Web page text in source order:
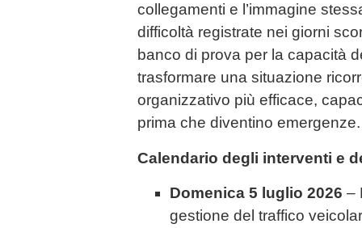
collegamenti e l’immagine
difficoltà registrate nei giorni
banco di prova per la capacità
trasformare una situazione
organizzativo più efficace,
prima che diventino emergenze.
Calendario degli interventi e
Domenica 5 luglio 2026 –
gestione del traffico